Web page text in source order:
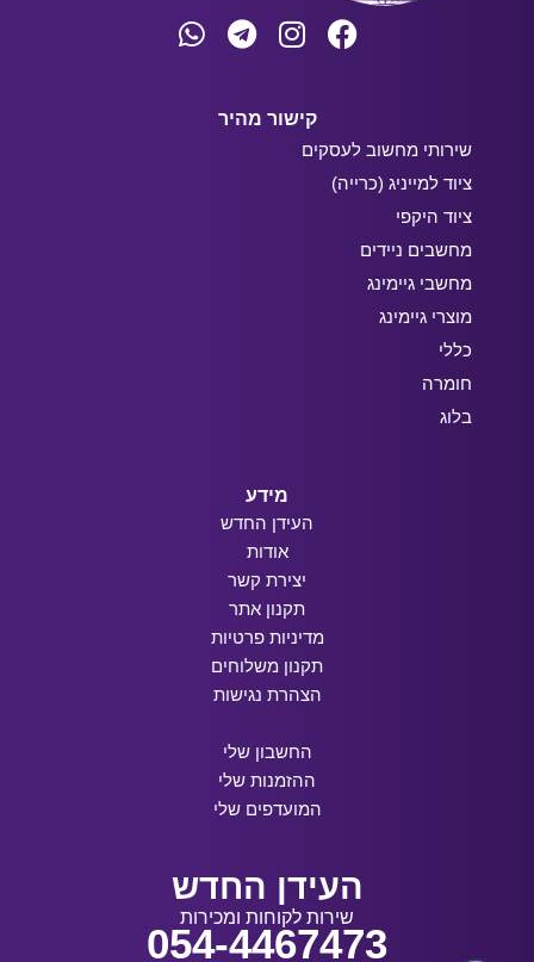
קישור מהיר
שירותי מחשוב לעסקים
ציוד למייניג (כרייה)
ציוד היקפי
מחשבים ניידים
מחשבי גיימינג
מוצרי גיימינג
כללי
חומרה
בלוג
מידע
העידן החדש
אודות
יצירת קשר
תקנון אתר
מדיניות פרטיות
תקנון משלוחים
הצהרת נגישות
החשבון שלי
ההזמנות שלי
המועדפים שלי
העידן החדש
שירות לקוחות ומכירות
054-4467473